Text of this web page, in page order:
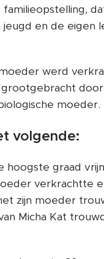
en de eigen
werd
moeder.
volgende:
hoogste graad
verkrachtte
zijn moeder
Micha Kat